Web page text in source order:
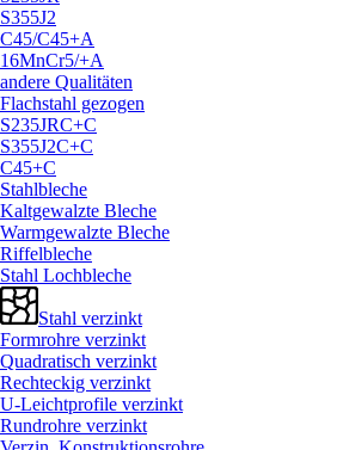
S355J2
C45/C45+A
16MnCr5/+A
andere Qualitäten
Flachstahl gezogen
S235JRC+C
S355J2C+C
C45+C
Stahlbleche
Kaltgewalzte Bleche
Warmgewalzte Bleche
Riffelbleche
Stahl Lochbleche
Stahl verzinkt
Formrohre verzinkt
Quadratisch verzinkt
Rechteckig verzinkt
U-Leichtprofile verzinkt
Rundrohre verzinkt